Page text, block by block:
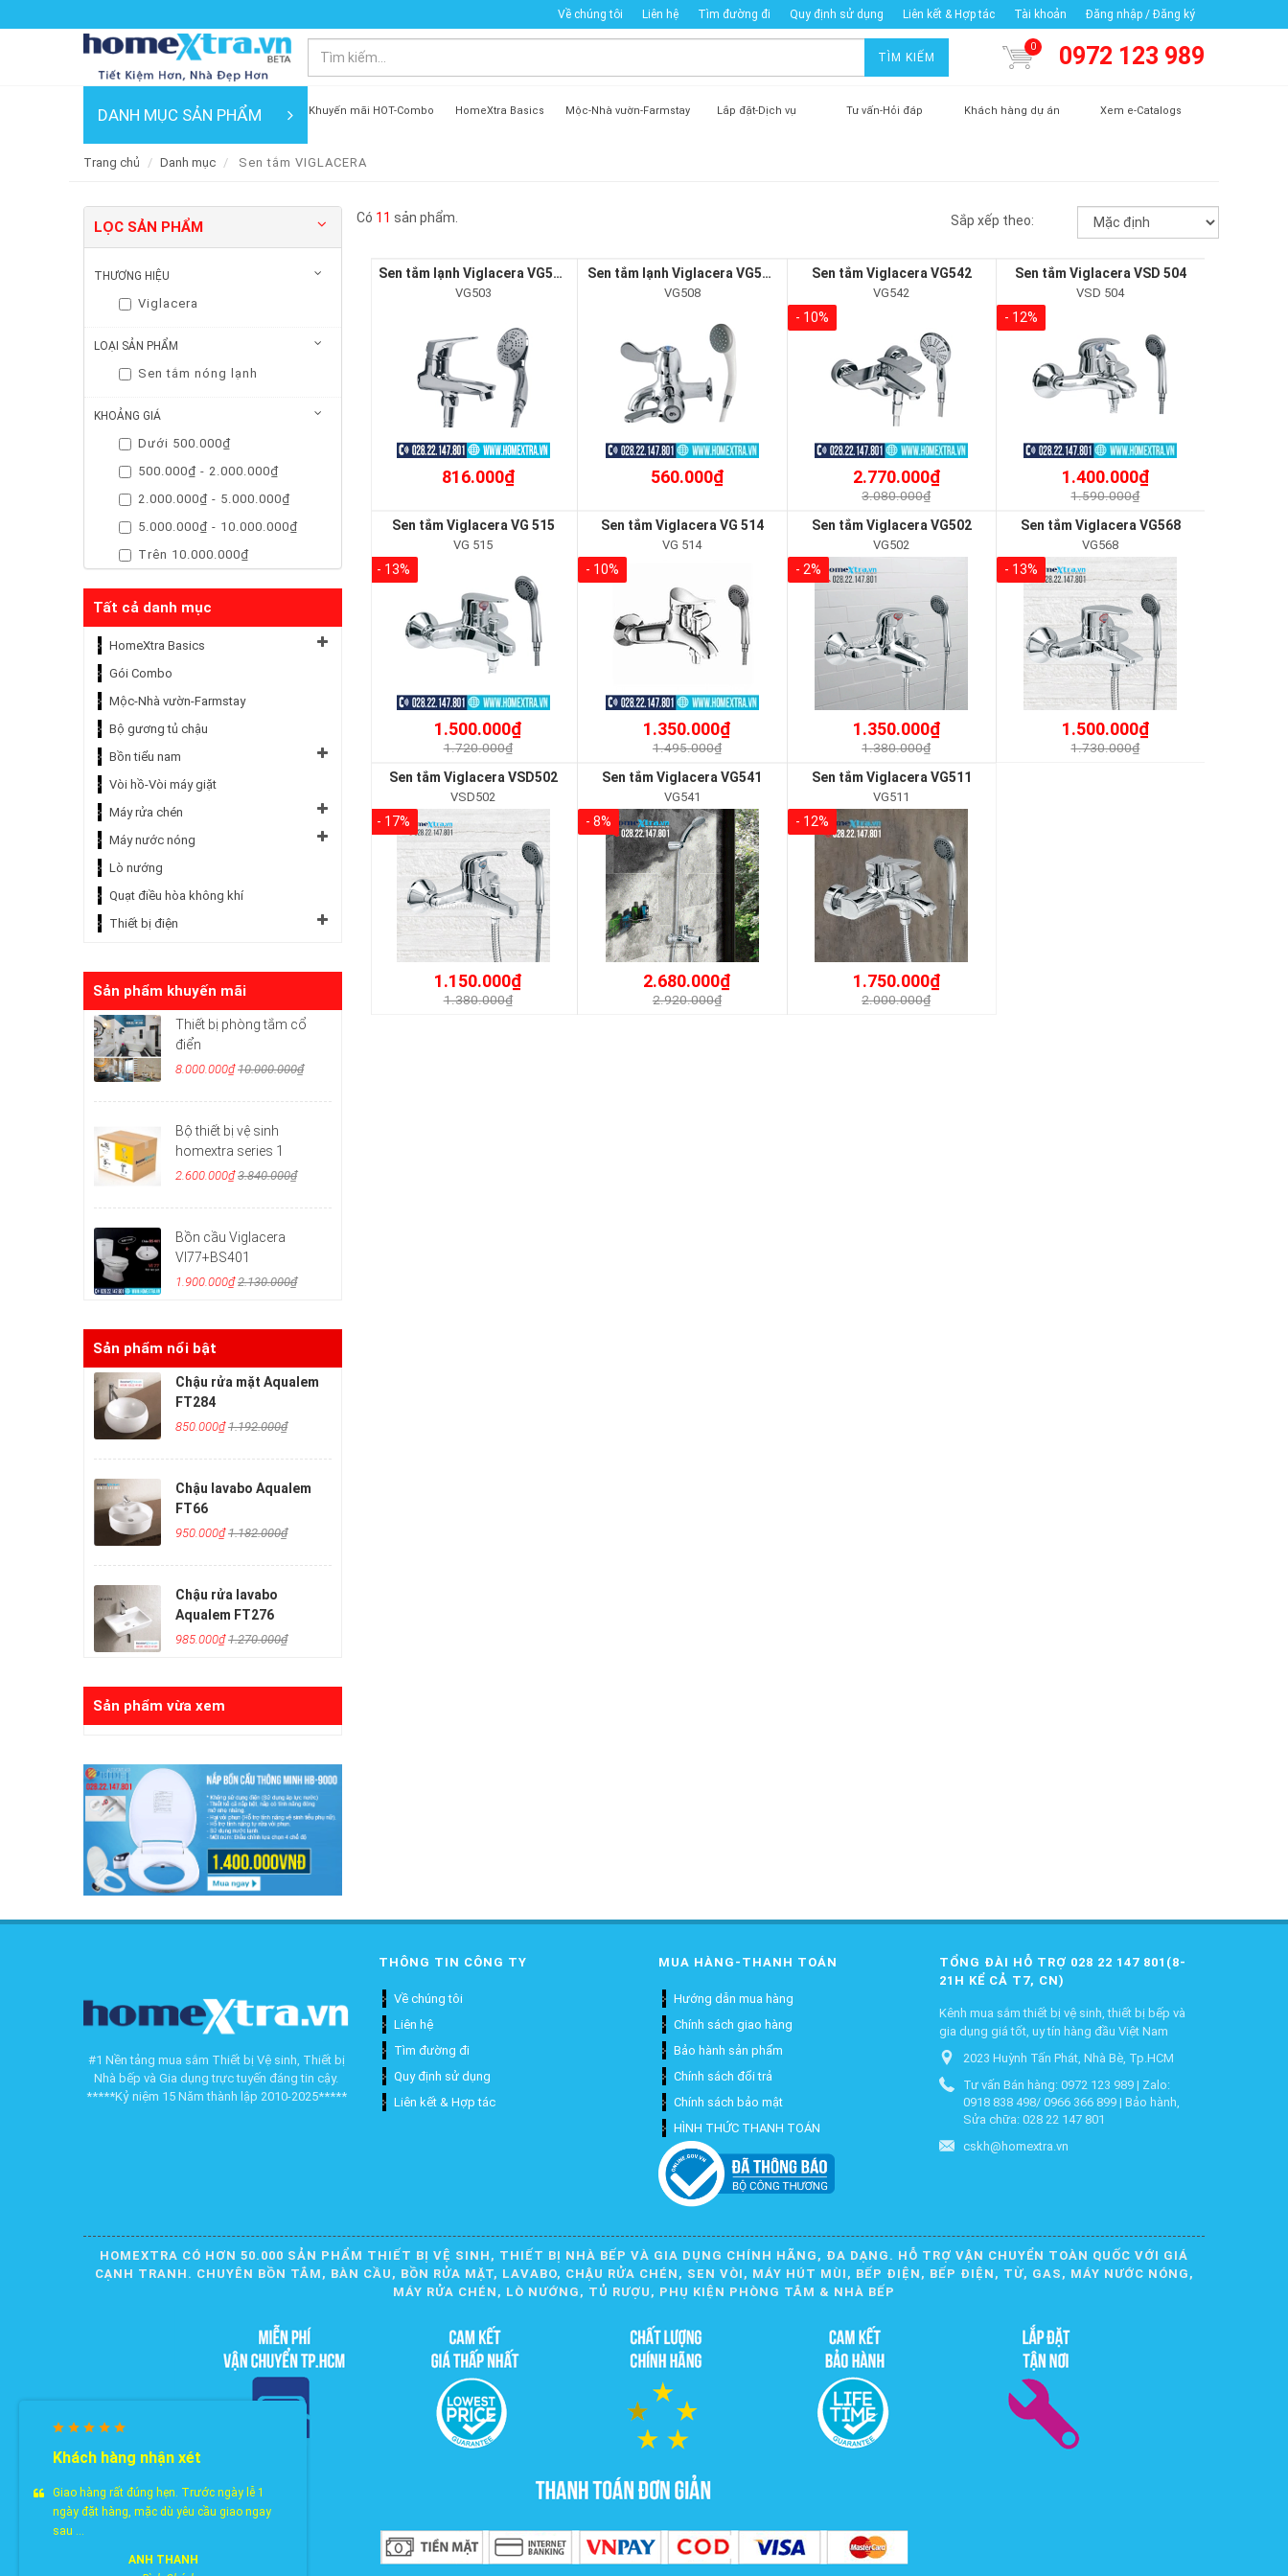
Về chúng tôi Liên hệ Tìm đường đi Quy định sử dụng Liên kết & Hợp tác Tài khoản Đăng nhập / Đăng ký
TÌM KIẾM
0 0972 123 989
DANH MỤC SẢN PHẨM Khuyến mãi HOT-Combo HomeXtra Basics Mộc-Nhà vườn-Farmstay Lắp đặt-Dịch vụ Tư vấn-Hỏi đáp Khách hàng dự án Xem e-Catalogs
Trang chủ Danh mục Sen tắm VIGLACERA
LỌC SẢN PHẨM
THƯƠNG HIỆU
Viglacera
LOẠI SẢN PHẨM
Sen tắm nóng lạnh
KHOẢNG GIÁ
Dưới 500.000₫
500.000₫ - 2.000.000₫
2.000.000₫ - 5.000.000₫
5.000.000₫ - 10.000.000₫
Trên 10.000.000₫
Tất cả danh mục
HomeXtra Basics
Gói Combo
Mộc-Nhà vườn-Farmstay
Bộ gương tủ chậu
Bồn tiểu nam
Vòi hồ-Vòi máy giặt
Máy rửa chén
Máy nước nóng
Lò nướng
Quạt điều hòa không khí
Thiết bị điện
Sản phẩm khuyến mãi
Thiết bị phòng tắm cổ
điển
8.000.000₫ 10.000.000₫
Bộ thiết bị vệ sinh
homextra series 1
2.600.000₫ 3.840.000₫
Bồn cầu Viglacera
VI77+BS401
1.900.000₫ 2.130.000₫
Sản phẩm nổi bật
Chậu rửa mặt Aqualem
FT284
850.000₫ 1.192.000₫
Chậu lavabo Aqualem
FT66
950.000₫ 1.182.000₫
Chậu rửa lavabo
Aqualem FT276
985.000₫ 1.270.000₫
Sản phẩm vừa xem
Có 11 sản phẩm. Sắp xếp theo:
Sen tắm lạnh Viglacera VG503
VG503
816.000₫
Sen tắm lạnh Viglacera VG508
VG508
560.000₫
Sen tắm Viglacera VG542
VG542
- 10%
2.770.000₫
3.080.000₫
Sen tắm Viglacera VSD 504
VSD 504
- 12%
1.400.000₫
1.590.000₫
Sen tắm Viglacera VG 515
VG 515
- 13%
1.500.000₫
1.720.000₫
Sen tắm Viglacera VG 514
VG 514
- 10%
1.350.000₫
1.495.000₫
Sen tắm Viglacera VG502
VG502
- 2%
1.350.000₫
1.380.000₫
Sen tắm Viglacera VG568
VG568
- 13%
1.500.000₫
1.730.000₫
Sen tắm Viglacera VSD502
VSD502
- 17%
1.150.000₫
1.380.000₫
Sen tắm Viglacera VG541
VG541
- 8%
2.680.000₫
2.920.000₫
Sen tắm Viglacera VG511
VG511
- 12%
1.750.000₫
2.000.000₫
#1 Nền tảng mua sắm Thiết bị Vệ sinh, Thiết bị
Nhà bếp và Gia dụng trực tuyến đáng tin cậy.
*****Kỷ niệm 15 Năm thành lập 2010-2025*****
THÔNG TIN CÔNG TY
Về chúng tôi
Liên hệ
Tìm đường đi
Quy định sử dụng
Liên kết & Hợp tác
MUA HÀNG-THANH TOÁN
Hướng dẫn mua hàng
Chính sách giao hàng
Bảo hành sản phẩm
Chính sách đổi trả
Chính sách bảo mật
HÌNH THỨC THANH TOÁN
TỔNG ĐÀI HỖ TRỢ 028 22 147 801(8-
21H KỂ CẢ T7, CN)
Kênh mua sắm thiết bị vệ sinh, thiết bị bếp và
gia dụng giá tốt, uy tín hàng đầu Việt Nam
2023 Huỳnh Tấn Phát, Nhà Bè, Tp.HCM
Tư vấn Bán hàng: 0972 123 989 | Zalo:
0918 838 498/ 0966 366 899 | Bảo hành,
Sửa chữa: 028 22 147 801
cskh@homextra.vn
HOMEXTRA CÓ HƠN 50.000 SẢN PHẨM THIẾT BỊ VỆ SINH, THIẾT BỊ NHÀ BẾP VÀ GIA DỤNG CHÍNH HÃNG, ĐA DẠNG. HỖ TRỢ VẬN CHUYỂN TOÀN QUỐC VỚI GIÁ
CẠNH TRANH. CHUYÊN BỒN TẮM, BÀN CẦU, BỒN RỬA MẶT, LAVABO, CHẬU RỬA CHÉN, SEN VÒI, MÁY HÚT MÙI, BẾP ĐIỆN, BẾP ĐIỆN, TỪ, GAS, MÁY NƯỚC NÓNG,
MÁY RỬA CHÉN, LÒ NƯỚNG, TỦ RƯỢU, PHỤ KIỆN PHÒNG TẮM & NHÀ BẾP
Khách hàng nhận xét
Giao hàng rất đúng hẹn. Trước ngày lễ 1
ngày đặt hàng, mặc dù yêu cầu giao ngay
sau ...
ANH THANH